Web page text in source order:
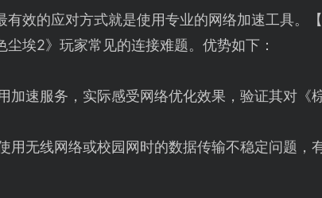
效的应对方式就是使用专业的网络加速工具。【
埃2》玩家常见的连接难题。优势如下：
加速服务，实际感受网络优化效果，验证其对《
用无线网络或校园网时的数据传输不稳定问题，